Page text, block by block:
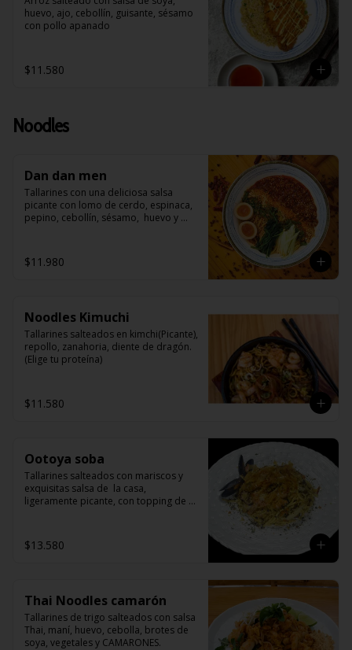
huevo, ajo, cebollín, guisante, sésamo
con pollo apanado
$11.580
Noodles
Dan dan men
Tallarines con una deliciosa salsa
picante con lomo de cerdo, espinaca,
pepino, cebollín, sésamo,  huevo y
$11.980
Noodles Kimuchi
Tallarines salteados en kimchi(Picante),
repollo, zanahoria, diente de dragón.
(Elige tu proteína)
$11.580
Ootoya soba
Tallarines salteados con mariscos y
exquisitas salsa de  la casa,
ligeramente picante, con topping de
$13.580
Thai Noodles camarón
Tallarines de trigo salteados con salsa
Thai, maní, huevo, cebolla, brotes de
soya, vegetales y CAMARONES.